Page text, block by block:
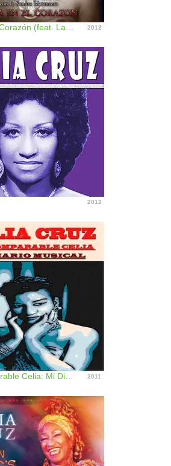
Cuba en el Corazón (feat. La Sonora Matancera) 2012
2012
La Incomparable Celia: Mi Diario Musical (2 Classic Original Albums - Remastered) 2011